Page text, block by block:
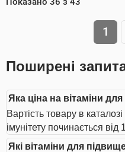
1
Поширені
Яка ціна на вітаміни
Вартість товару в
імунітету починається від
Які вітаміни для